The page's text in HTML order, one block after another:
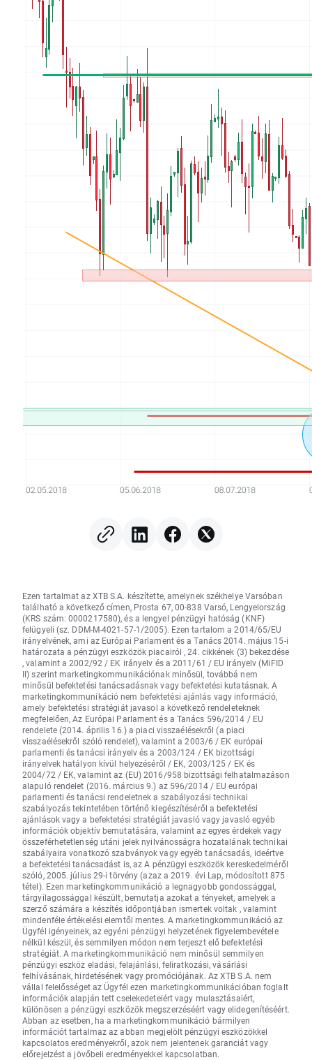
Ezen tartalmat az XTB S.A. készítette, amelynek székhelye Varsóban
található a következő címen, Prosta 67, 00-838 Varsó, Lengyelország
(KRS szám: 0000217580), és a lengyel pénzügyi hatóság (KNF)
felügyeli (sz. DDM-M-4021-57-1/2005). Ezen tartalom a 2014/65/EU
irányelvének, ami az Európai Parlament és a Tanács 2014. május 15-i
határozata a pénzügyi eszközök piacairól , 24. cikkének (3) bekezdése
, valamint a 2002/92 / EK irányelv és a 2011/61 / EU irányelv (MiFID
II) szerint marketingkommunikációnak minősül, továbbá nem
minősül befektetési tanácsadásnak vagy befektetési kutatásnak. A
marketingkommunikáció nem befektetési ajánlás vagy információ,
amely befektetési stratégiát javasol a következő rendeleteknek
megfelelően, Az Európai Parlament és a Tanács 596/2014 / EU
rendelete (2014. április 16.) a piaci visszaélésekről (a piaci
visszaélésekről szóló rendelet), valamint a 2003/6 / EK európai
parlamenti és tanácsi irányelv és a 2003/124 / EK bizottsági
irányelvek hatályon kívül helyezéséről / EK, 2003/125 / EK és
2004/72 / EK, valamint az (EU) 2016/958 bizottsági felhatalmazáson
alapuló rendelet (2016. március 9.) az 596/2014 / EU európai
parlamenti és tanácsi rendeletnek a szabályozási technikai
szabályozás tekintetében történő kiegészítéséről a befektetési
ajánlások vagy a befektetési stratégiát javasló vagy javasló egyéb
információk objektív bemutatására, valamint az egyes érdekek vagy
összeférhetetlenség utáni jelek nyilvánosságra hozatalának technikai
szabályaira vonatkozó szabványok vagy egyéb tanácsadás, ideértve
a befektetési tanácsadást is, az A pénzügyi eszközök kereskedelméről
szóló, 2005. július 29-i törvény (azaz a 2019. évi Lap, módosított 875
tétel). Ezen marketingkommunikáció a legnagyobb gondossággal,
tárgyilagossággal készült, bemutatja azokat a tényeket, amelyek a
szerző számára a készítés időpontjában ismertek voltak , valamint
mindenféle értékelési elemtől mentes. A marketingkommunikáció az
Ügyfél igényeinek, az egyéni pénzügyi helyzetének figyelembevétele
nélkül készül, és semmilyen módon nem terjeszt elő befektetési
stratégiát. A marketingkommunikáció nem minősül semmilyen
pénzügyi eszköz eladási, felajánlási, feliratkozási, vásárlási
felhívásának, hirdetésének vagy promóciójának. Az XTB S.A. nem
vállal felelősséget az Ügyfél ezen marketingkommunikációban foglalt
információk alapján tett cselekedeteiért vagy mulasztásaiért,
különösen a pénzügyi eszközök megszerzéséért vagy elidegenítéséért.
Abban az esetben, ha a marketingkommunikáció bármilyen
információt tartalmaz az abban megjelölt pénzügyi eszközökkel
kapcsolatos eredményekről, azok nem jelentenek garanciát vagy
előrejelzést a jövőbeli eredményekkel kapcsolatban.